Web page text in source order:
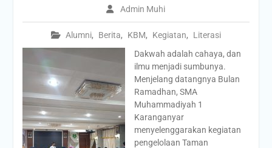
Admin Muhi
Alumni, Berita, KBM, Kegiatan,
Literasi
Dakwah adalah cahaya, dan
ilmu menjadi sumbunya.
Menjelang datangnya Bulan
Ramadhan, SMA
Muhammadiyah 1
Karanganyar
menyelenggarakan kegiatan
pengelolaan Taman